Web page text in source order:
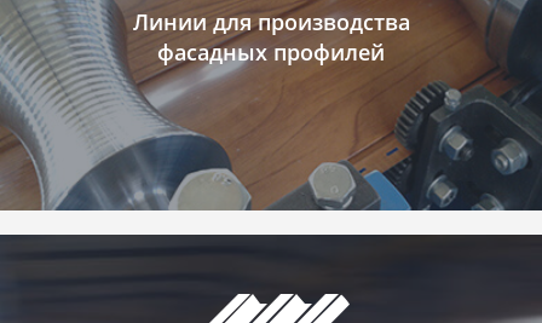
Линии для производства
фасадных профилей